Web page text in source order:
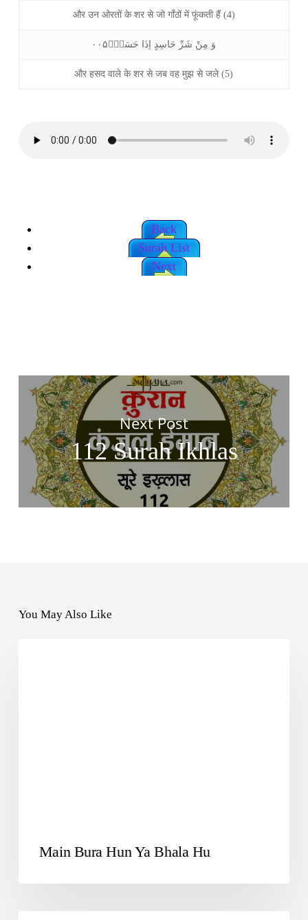
और उन ओरतों के शर से जो गाँठों में फूंकती हैं (4)
وَ مِنْ شَرِّ حَاسِدٍ اِذَا حَسَدَؒ۰۰۵
और हसद वाले के शर से जब वह मुझ से जले (5)
Back
Surah List
Next
Next Post
112 Surah Ikhlas
You May Also Like
Main Bura Hun Ya Bhala Hu